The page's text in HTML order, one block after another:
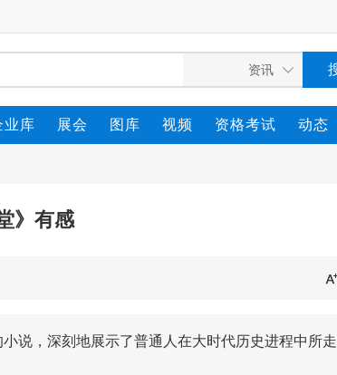
业库 展会 图库 视频 资格考试 动态
》有感
说，深刻地展示了普通人在大时代历史进程中所